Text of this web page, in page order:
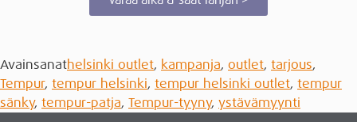
Avainsanathelsinki outlet, kampanja, outlet, tarjous,
Tempur, tempur helsinki, tempur helsinki outlet, tempur
sänky, tempur-patja, Tempur-tyyny, ystävämyynti